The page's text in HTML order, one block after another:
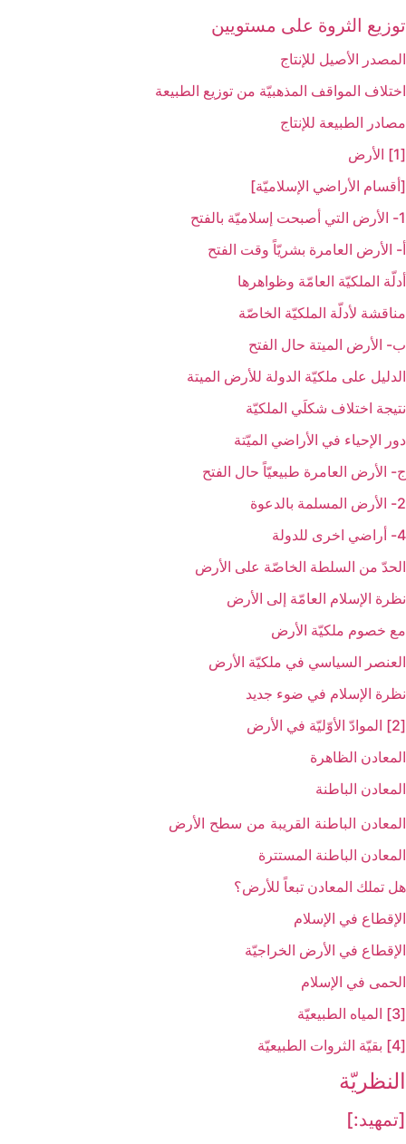
توزيع الثروة على مستويين
المصدر الأصيل للإنتاج
اختلاف المواقف المذهبيّة من توزيع الطبيعة
مصادر الطبيعة للإنتاج‏
[1] الأرض‏
[أقسام الأراضي الإسلاميّة]
1- الأرض التي أصبحت إسلاميّة بالفتح‏
أ- الأرض العامرة بشريّاً وقت الفتح
أدلّة الملكيّة العامّة وظواهرها
مناقشة لأدلّة الملكيّة الخاصّة
ب- الأرض الميتة حال الفتح
الدليل على ملكيّة الدولة للأرض الميتة
نتيجة اختلاف شكلَي الملكيّة
دور الإحياء في الأراضي الميّتة
ج- الأرض العامرة طبيعيّاً حال الفتح
2- الأرض المسلمة بالدعوة
4- أراضي اخرى للدولة
الحدّ من السلطة الخاصّة على الأرض
نظرة الإسلام العامّة إلى الأرض‏
مع خصوم ملكيّة الأرض
العنصر السياسي في ملكيّة الأرض
نظرة الإسلام في ضوء جديد
[2] الموادّ الأوّليّة في الأرض‏
المعادن الظاهرة
المعادن الباطنة
المعادن الباطنة القريبة من سطح الأرض
المعادن الباطنة المستترة
هل تملك المعادن تبعاً للأرض؟
الإقطاع في الإسلام
الإقطاع في الأرض الخراجيّة
الحمى في الإسلام
[3] المياه الطبيعيّة
[4] بقيّة الثروات الطبيعيّة
النظريّة
[تمهيد:]